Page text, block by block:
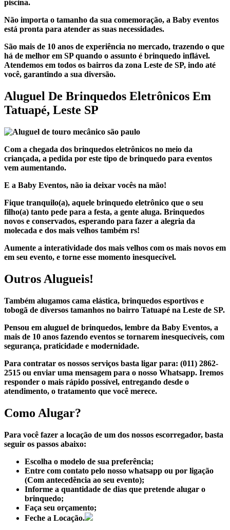
piscina.
Não importa o tamanho da sua comemoração, a Baby eventos
está pronta para atender as suas necessidades.
São mais de 10 anos de experiência no mercado, trazendo o que
há de melhor em SP quando o assunto é brinquedo inflável.
Atendemos em todos os bairros da zona Leste de SP, indo até
você, garantindo a sua diversão.
Aluguel De Brinquedos Eletrônicos Em
Tatuapé, Leste SP
Com a chegada dos brinquedos eletrônicos no meio da
criançada, a pedida por este tipo de brinquedo para eventos
vem aumentando.
E a Baby Eventos, não ia deixar vocês na mão!
Fique tranquilo(a), aquele brinquedo eletrônico que o seu
filho(a) tanto pede para a festa, a gente aluga. Brinquedos
novos e conservados, esperando para fazer a alegria da
molecada e dos mais velhos também rs!
Aumente a interatividade dos mais velhos com os mais novos em
em seu evento, e torne esse momento inesquecível.
Outros Alugueis!
Também alugamos cama elástica, brinquedos esportivos e
tobogã de diversos tamanhos no bairro Tatuapé na Leste de SP.
Pensou em aluguel de brinquedos, lembre da Baby Eventos, a
mais de 10 anos fazendo eventos se tornarem inesquecíveis, com
segurança, praticidade e modernidade.
Para contratar os nossos serviços basta ligar para: (011) 2862-
2515 ou enviar uma mensagem para o nosso Whatsapp. Iremos
responder o mais rápido possível, entregando desde o
atendimento, o tratamento que você merece.
Como Alugar?
Para você fazer a locação de um dos nossos escorregador, basta
seguir os passos abaixo:
Escolha o modelo de sua preferência;
Entre com contato pelo nosso whatsapp ou por ligação
(Com antecedência ao seu evento);
Informe a quantidade de dias que pretende alugar o
brinquedo;
Faça seu orçamento;
Feche a Locação.